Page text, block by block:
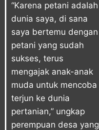
“Karena petani adalah
dunia saya, di sana
saya bertemu dengan
petani yang sudah
sukses, terus
mengajak anak-anak
muda untuk mencoba
terjun ke dunia
pertanian,” ungkap
perempuan desa yang